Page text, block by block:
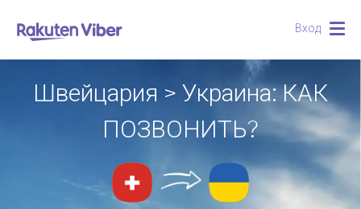
Вход
Швейцария > Украина: КАК
ПОЗВОНИТЬ?